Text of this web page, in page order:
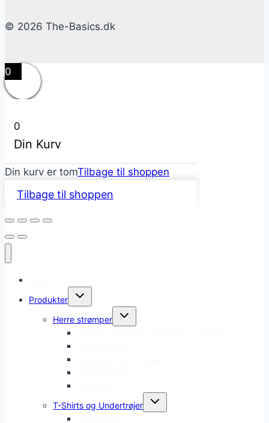
© 2026 The-Basics.dk
0
0
Din Kurv
Din kurv er tomTilbage til shoppen
Tilbage til shoppen
Produkter
Skift
undermenu
Herre strømper
Skift
undermenu
T-Shirts og Undertrøjer
Skift
undermenu